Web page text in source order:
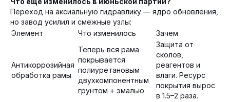
Переход на аксиальную гидравлику — ядро обновления,
но завод усилил и смежные узлы:
Элемент
Что изменилось Зачем
Антикоррозийная
обработка рамы
Теперь вся рама
покрывается
полиуретановым
двухкомпонентным
грунтом + эмалью
Защита от
сколов,
реагентов и
влаги. Ресурс
покрытия вырос
в 1.5–2 раза.